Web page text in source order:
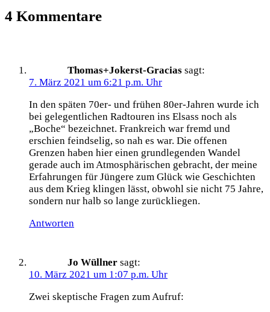
4 Kommentare
Thomas+Jokerst-Gracias sagt:
7. März 2021 um 6:21 p.m. Uhr
In den späten 70er- und frühen 80er-Jahren wurde ich
bei gelegentlichen Radtouren ins Elsass noch als
„Boche“ bezeichnet. Frankreich war fremd und
erschien feindselig, so nah es war. Die offenen
Grenzen haben hier einen grundlegenden Wandel
gerade auch im Atmosphärischen gebracht, der meine
Erfahrungen für Jüngere zum Glück wie Geschichten
aus dem Krieg klingen lässt, obwohl sie nicht 75 Jahre,
sondern nur halb so lange zurückliegen.
Antworten
Jo Wüllner sagt:
10. März 2021 um 1:07 p.m. Uhr
Zwei skeptische Fragen zum Aufruf: